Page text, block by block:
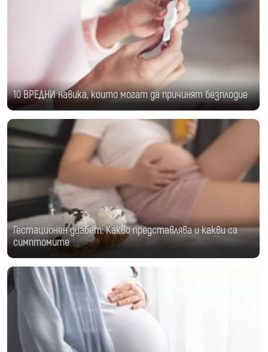
10 ВРЕДНИ навика, които могат да причинят безплодие
Гестационен диабет: Какво представлява и какви са
симптомите